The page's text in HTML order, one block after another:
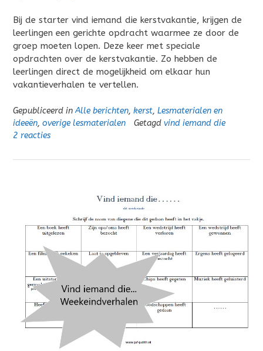
Bij de starter vind iemand die kerstvakantie, krijgen de
leerlingen een gerichte opdracht waarmee ze door de
groep moeten lopen. Deze keer met speciale
opdrachten over de kerstvakantie. Zo hebben de
leerlingen direct de mogelijkheid om elkaar hun
vakantieverhalen te vertellen.
Gepubliceerd inAlle berichten, kerst, Lesmaterialen en
ideeën, overige lesmaterialen Getagd vind iemand die
2 reacties